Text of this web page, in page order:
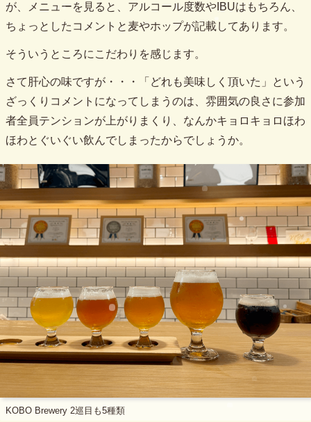
が、メニューを見ると、アルコール度数やIBUはもちろん、
ちょっとしたコメントと麦やホップが記載してあります。
そういうところにこだわりを感じます。
さて肝心の味ですが・・・「どれも美味しく頂いた」という
ざっくりコメントになってしまうのは、雰囲気の良さに参加
者全員テンションが上がりまくり、なんかキョロキョロほわ
ほわとぐいぐい飲んでしまったからでしょうか。
KOBO Brewery 2巡目も5種類